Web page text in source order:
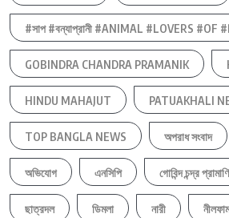
#সাপ #বন্যাপ্রানী #ANIMAL #LOVERS #OF
GOBINDRA CHANDRA PRAMANIK
HINDU MAHAJUT PATUAKHALI
TOP BANGLA NEWS অপরাধ সংবাদ
অভিযোগ এনসিপি গোবিন্দ চন্দ্র
ছাত্রদল ডিমলা নারী